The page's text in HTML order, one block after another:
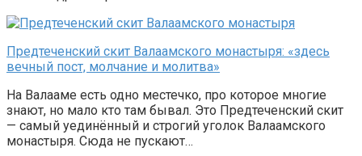
Предтеченский скит Валаамского монастыря: «здесь
вечный пост, молчание и молитва»
На Валааме есть одно местечко, про которое многие
знают, но мало кто там бывал. Это Предтеченский скит
— самый уединённый и строгий уголок Валаамского
монастыря. Сюда не пускают…